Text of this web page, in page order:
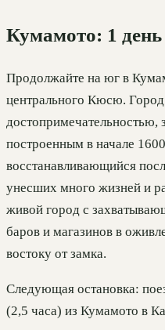
Кумамото: 1 день
Продолжайте на юг в
центрального Кюсю.
построенным в начале
восстанавливающийся
унесших много жизней и
живой город с
баров и магазинов в
востоку от замка.
Следующая остановка:
(2,5 часа) из Кумамото в